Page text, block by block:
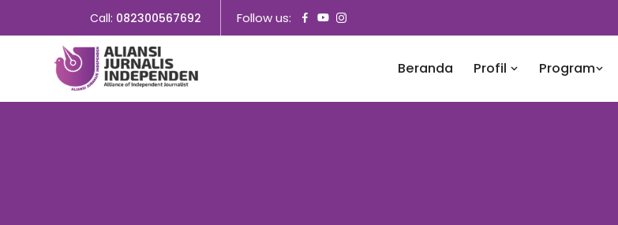
Call: 082300567692 Follow us:
Beranda Profil Program